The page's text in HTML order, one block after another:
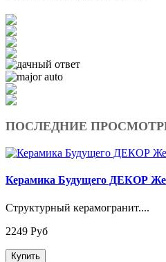
ПОСЛЕДНИЕ
Керамика Будущего ДЕКОР
Структурный керамогранит....
2249 Руб
Купить